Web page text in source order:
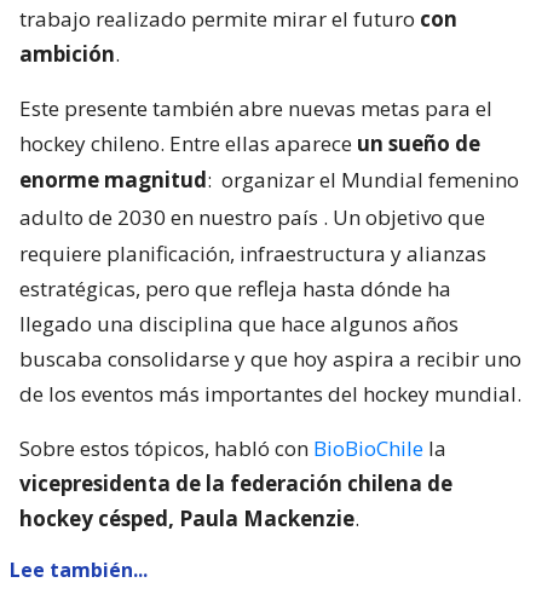
trabajo realizado permite mirar el futuro con
ambición.
Este presente también abre nuevas metas para el
hockey chileno. Entre ellas aparece un sueño de
enorme magnitud: organizar el Mundial femenino
adulto de 2030 en nuestro país . Un objetivo que
requiere planificación, infraestructura y alianzas
estratégicas, pero que refleja hasta dónde ha
llegado una disciplina que hace algunos años
buscaba consolidarse y que hoy aspira a recibir uno
de los eventos más importantes del hockey mundial.
Sobre estos tópicos, habló con BioBioChile la
vicepresidenta de la federación chilena de
hockey césped, Paula Mackenzie.
Lee también...